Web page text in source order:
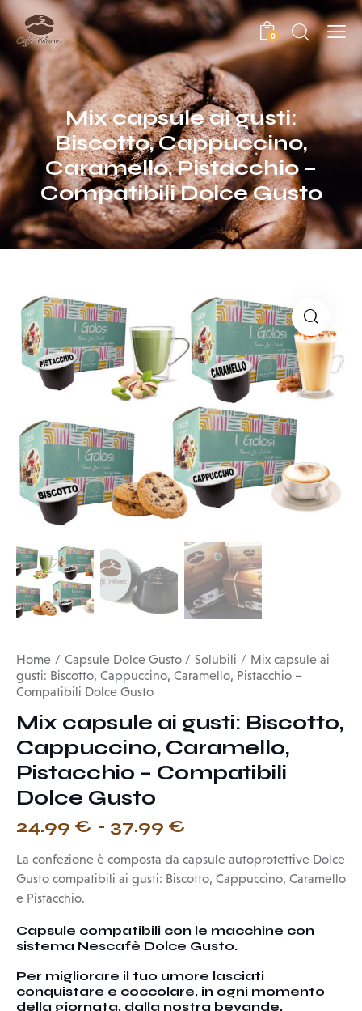
0
Mix capsule ai gusti:
Biscotto, Cappuccino,
Caramello, Pistacchio –
Compatibili Dolce Gusto
Home Capsule Dolce Gusto Solubili
Mix capsule ai
gusti: Biscotto, Cappuccino, Caramello, Pistacchio –
Compatibili Dolce Gusto
Mix capsule ai gusti: Biscotto,
Cappuccino, Caramello,
Pistacchio – Compatibili
Dolce Gusto
24.99 € - 37.99 €
La confezione è composta da capsule autoprotettive Dolce
Gusto compatibili ai gusti: Biscotto, Cappuccino, Caramello
e Pistacchio.
Capsule compatibili con le macchine con
sistema Nescafè Dolce Gusto.
Per migliorare il tuo umore lasciati
conquistare e coccolare, in ogni momento
della giornata, dalla nostra bevande,